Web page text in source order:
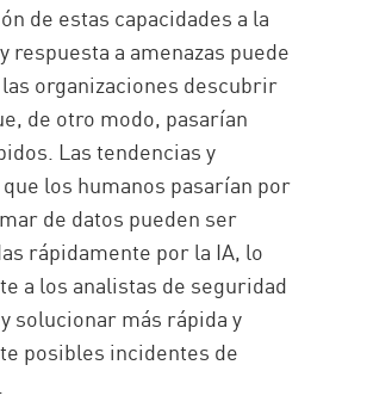
de estas capacidades a la
respuesta a amenazas puede
organizaciones descubrir
de otro modo, pasarían
Las tendencias y
los humanos pasarían por
de datos pueden ser
rápidamente por la IA, lo
a los analistas de seguridad
solucionar más rápida y
posibles incidentes de